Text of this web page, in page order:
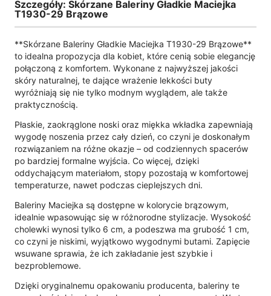
Szczegóły: Skórzane Baleriny Gładkie Maciejka
T1930-29 Brązowe
**Skórzane Baleriny Gładkie Maciejka T1930-29 Brązowe**
to idealna propozycja dla kobiet, które cenią sobie elegancję
połączoną z komfortem. Wykonane z najwyższej jakości
skóry naturalnej, te dające wrażenie lekkości buty
wyróżniają się nie tylko modnym wyglądem, ale także
praktycznością.
Płaskie, zaokrąglone noski oraz miękka wkładka zapewniają
wygodę noszenia przez cały dzień, co czyni je doskonałym
rozwiązaniem na różne okazje – od codziennych spacerów
po bardziej formalne wyjścia. Co więcej, dzięki
oddychającym materiałom, stopy pozostają w komfortowej
temperaturze, nawet podczas cieplejszych dni.
Baleriny Maciejka są dostępne w kolorycie brązowym,
idealnie wpasowując się w różnorodne stylizacje. Wysokość
cholewki wynosi tylko 6 cm, a podeszwa ma grubość 1 cm,
co czyni je niskimi, wyjątkowo wygodnymi butami. Zapięcie
wsuwane sprawia, że ich zakładanie jest szybkie i
bezproblemowe.
Dzięki oryginalnemu opakowaniu producenta, baleriny te